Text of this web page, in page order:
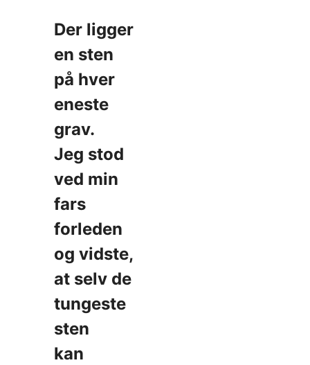
Der ligger
en sten
på hver
eneste
grav.
Jeg stod
ved min
fars
forleden
og vidste,
at selv de
tungeste
sten
kan